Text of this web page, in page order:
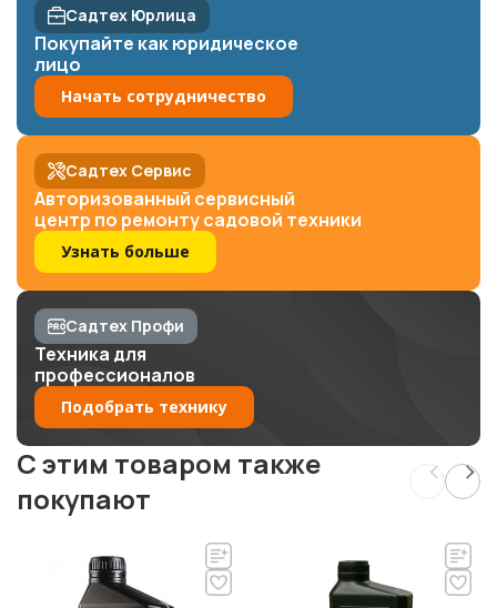
Садтех Юрлица
Покупайте как юридическое
лицо
Начать сотрудничество
Садтех Сервис
Авторизованный сервисный
центр по ремонту садовой техники
Узнать больше
Садтех Профи
Техника для
профессионалов
Подобрать технику
C этим товаром также
покупают